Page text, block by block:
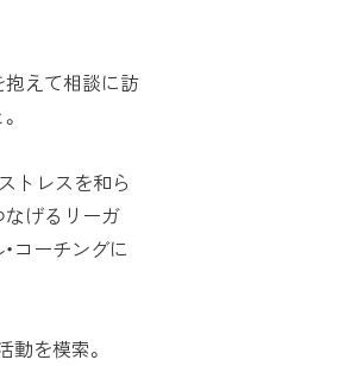
えて相談に訪
トレスを和ら
なげるリーガ
コーチングに
を模索。